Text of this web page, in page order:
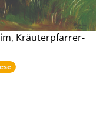
Kräuterpfarrer-